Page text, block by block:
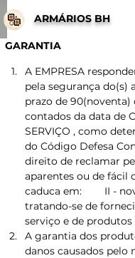
ARMÁRIOS BH
GARANTIA
A EMPRESA
pela segurança do(s)
prazo de 90(noventa)
contados da data de
SERVIÇO , como
do Código Defesa
direito de reclamar
aparentes ou de fácil
caduca em:        II -
tratando-se de
serviço e de produtos
A garantia dos
danos causados pelo